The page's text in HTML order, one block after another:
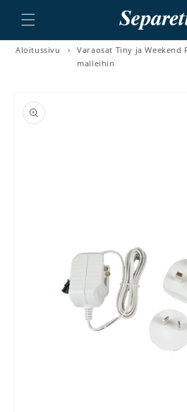
ja siirry sisältöön
Aloitussivu ›
Varaosat Tiny ja Weekend
malleihin
tuotetietoihin